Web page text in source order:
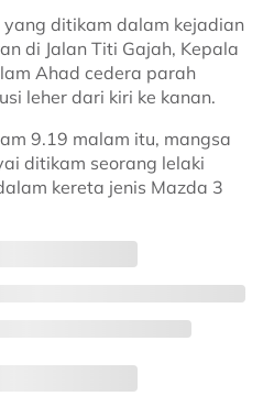
yang ditikam dalam kejadian
di Jalan Titi Gajah, Kepala
Ahad cedera parah
leher dari kiri ke kanan.
9.19 malam itu, mangsa
ditikam seorang lelaki
kereta jenis Mazda 3